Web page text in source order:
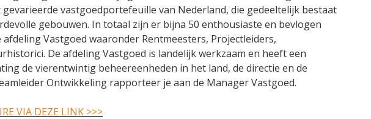
vastgoedportefeuille van Nederland, die gedeeltelijk bestaat
gebouwen. In totaal zijn er bijna 50 enthousiaste en bevlogen
afdeling Vastgoed waaronder Rentmeesters, Projectleiders,
De afdeling Vastgoed is landelijk werkzaam en heeft een
de vierentwintig beheereenheden in het land, de directie en de
Ontwikkeling rapporteer je aan de Manager Vastgoed.
VIA DEZE LINK >>>